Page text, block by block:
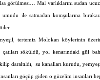
görülmesi… Mal varlıklarını sudan
ile satmadan komşularına
tertemiz Molokan köylerinin
söküldü, yol kenarındaki gül
daraltıldı, su kanalları kurudu,
göçüp giden o güzelim insanları